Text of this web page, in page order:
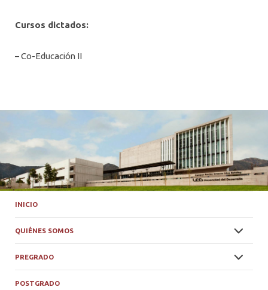
Cursos dictados:
– Co-Educación II
INICIO
QUIÉNES SOMOS
PREGRADO
POSTGRADO